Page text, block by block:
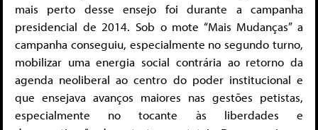
mais perto desse ensejo foi durante a campanha
presidencial de 2014. Sob o mote “Mais Mudanças” a
campanha conseguiu, especialmente no segundo turno,
mobilizar uma energia social contrária ao retorno da
agenda neoliberal ao centro do poder institucional e
que ensejava avanços maiores nas gestões petistas,
especialmente no tocante às liberdades e